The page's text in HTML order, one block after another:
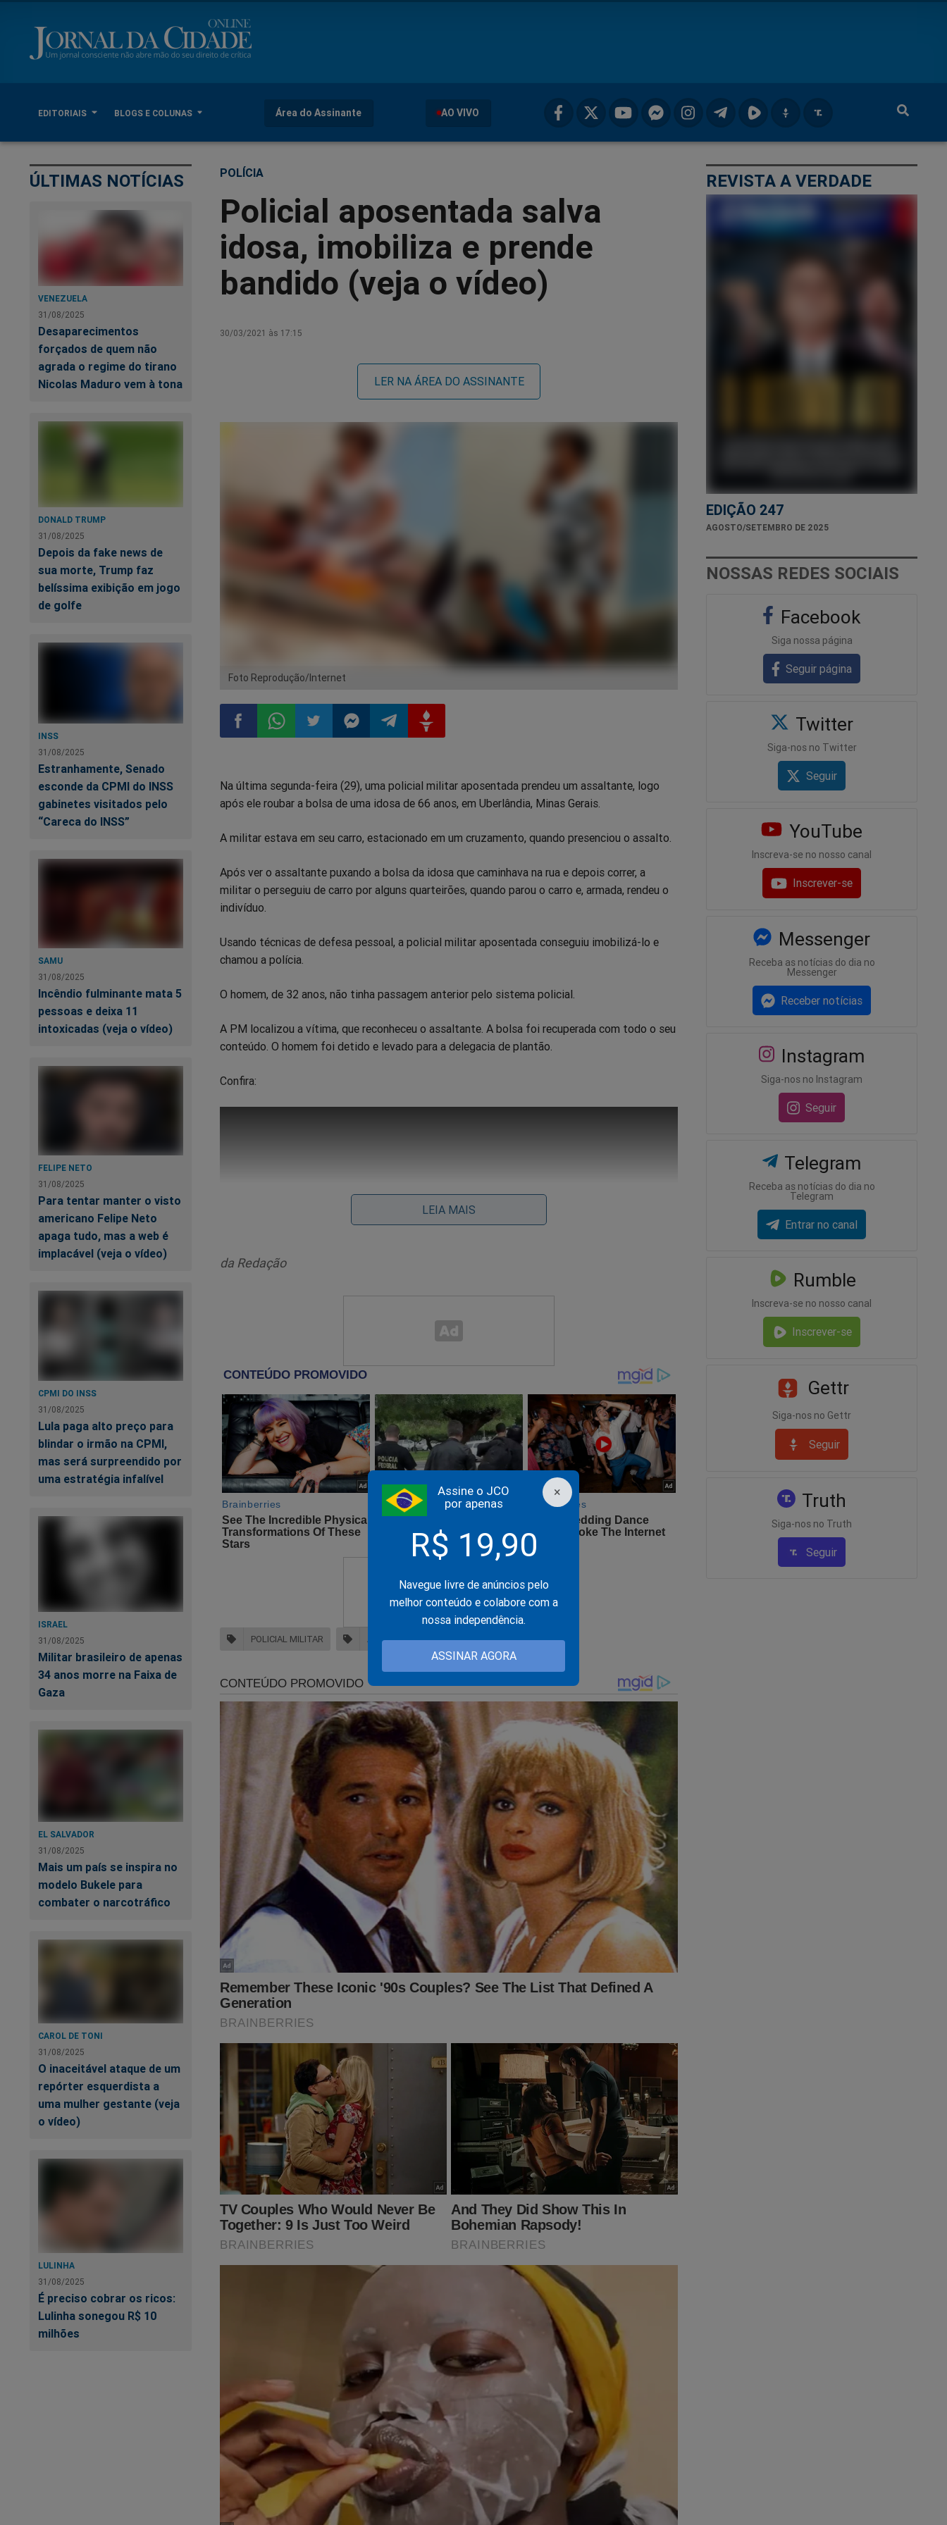
EDITORIAIS BLOGS E COLUNAS Área do Assinante AO VIVO
×
Assine o JCO
por apenas
R$ 19,90
Navegue livre de anúncios pelo
melhor conteúdo e colabore com a
nossa independência.
ASSINAR AGORA
ÚLTIMAS NOTÍCIAS
VENEZUELA
31/08/2025
Desaparecimentos
forçados de quem não
agrada o regime do tirano
Nicolas Maduro vem à tona
DONALD TRUMP
31/08/2025
Depois da fake news de
sua morte, Trump faz
belíssima exibição em jogo
de golfe
INSS
31/08/2025
Estranhamente, Senado
esconde da CPMI do INSS
gabinetes visitados pelo
“Careca do INSS”
SAMU
31/08/2025
Incêndio fulminante mata 5
pessoas e deixa 11
intoxicadas (veja o vídeo)
FELIPE NETO
31/08/2025
Para tentar manter o visto
americano Felipe Neto
apaga tudo, mas a web é
implacável (veja o vídeo)
CPMI DO INSS
31/08/2025
Lula paga alto preço para
blindar o irmão na CPMI,
mas será surpreendido por
uma estratégia infalível
ISRAEL
31/08/2025
Militar brasileiro de apenas
34 anos morre na Faixa de
Gaza
EL SALVADOR
31/08/2025
Mais um país se inspira no
modelo Bukele para
combater o narcotráfico
CAROL DE TONI
31/08/2025
O inaceitável ataque de um
repórter esquerdista a
uma mulher gestante (veja
o vídeo)
LULINHA
31/08/2025
É preciso cobrar os ricos:
Lulinha sonegou R$ 10
milhões
POLÍCIA
Policial aposentada salva
idosa, imobiliza e prende
bandido (veja o vídeo)
30/03/2021 às 17:15
LER NA ÁREA DO ASSINANTE
Foto Reprodução/Internet
no
no
no
no
no
no
Na última segunda-feira (29), uma policial militar aposentada prendeu um assaltante, logo
após ele roubar a bolsa de uma idosa de 66 anos, em Uberlândia, Minas Gerais.
A militar estava em seu carro, estacionado em um cruzamento, quando presenciou o assalto.
Após ver o assaltante puxando a bolsa da idosa que caminhava na rua e depois correr, a
militar o perseguiu de carro por alguns quarteirões, quando parou o carro e, armada, rendeu o
indivíduo.
Usando técnicas de defesa pessoal, a policial militar aposentada conseguiu imobilizá-lo e
chamou a polícia.
O homem, de 32 anos, não tinha passagem anterior pelo sistema policial.
A PM localizou a vítima, que reconheceu o assaltante. A bolsa foi recuperada com todo o seu
conteúdo. O homem foi detido e levado para a delegacia de plantão.
Confira:
Marco Aurélio já tem data para deixar o STF e Bolsonaro já prepara
novo ministro
Em tempos de , precisamos da ajuda do nosso leitor.
Agora você pode assinar o Jornal da Cidade Online através de boleto bancário, cartão de
Por apenas R$ 9,99 mensais, você não terá nenhuma publicidade durante a sua navegação e
terá acesso a todo o conteúdo da Revista A Verdade.
É simples. É fácil. É rápido... Só depende de você! Faça agora a sua assinatura:
https://assinante.jornaldacidadeonline.com.br/apresentacao
LEIA MAIS
da Redação
POLICIAL MILITAR ASSALTO IDOSA
REVISTA A VERDADE
EDIÇÃO 247
AGOSTO/SETEMBRO DE 2025
NOSSAS REDES SOCIAIS
Facebook
Siga nossa página
Seguir página
Twitter
Siga-nos no Twitter
Seguir
YouTube
Inscreva-se no nosso canal
Inscrever-se
Messenger
Receba as notícias do dia no
Messenger
Receber notícias
Instagram
Siga-nos no Instagram
Seguir
Telegram
Receba as notícias do dia no
Telegram
Entrar no canal
Rumble
Inscreva-se no nosso canal
Inscrever-se
Gettr
Siga-nos no Gettr
Seguir
Truth
Siga-nos no Truth
Seguir